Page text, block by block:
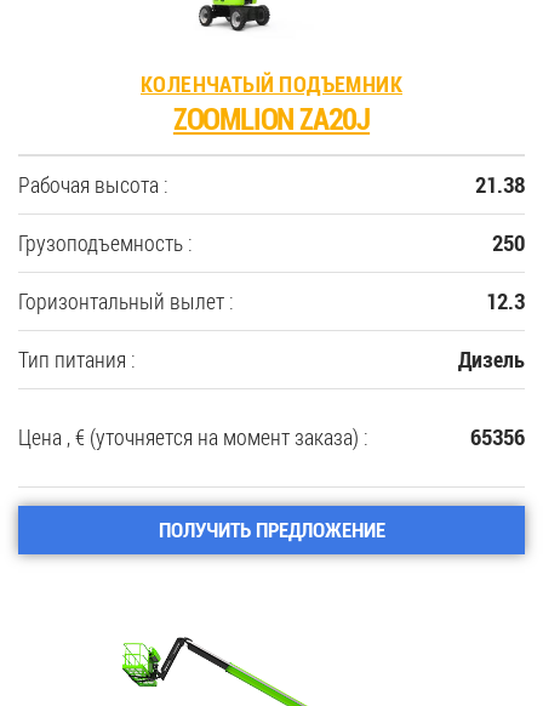
КОЛЕНЧАТЫЙ ПОДЪЕМНИК
ZOOMLION ZA20J
Рабочая высота : 21.38
Грузоподъемность : 250
Горизонтальный вылет : 12.3
Тип питания : Дизель
Цена , € (уточняется на момент заказа) : 65356
ПОЛУЧИТЬ ПРЕДЛОЖЕНИЕ